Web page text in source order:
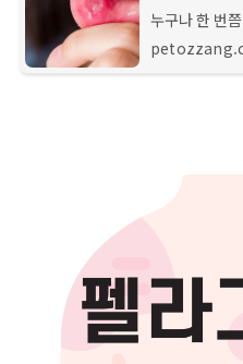
누구나 한 번
이 생기는 것
을 주는데요.